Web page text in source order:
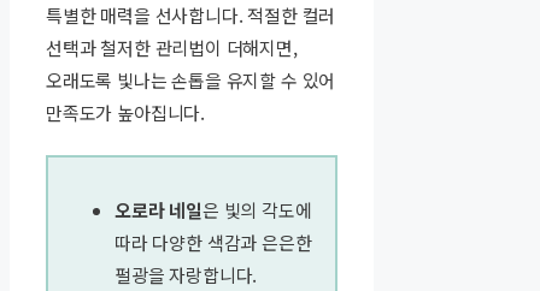
특별한 매력을 선사합니다. 적절한 컬러
선택과 철저한 관리법이 더해지면,
오래도록 빛나는 손톱을 유지할 수 있어
만족도가 높아집니다.
오로라 네일은 빛의 각도에
따라 다양한 색감과 은은한
펄광을 자랑합니다.